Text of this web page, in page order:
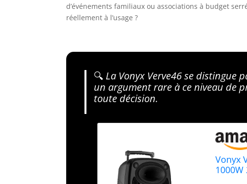
d’événements familiaux ou associations à budget
réellement à l’usage ?
🔍 La Vonyx Verve46 se distingue
un argument rare à ce niveau de
toute décision.
Vonyx